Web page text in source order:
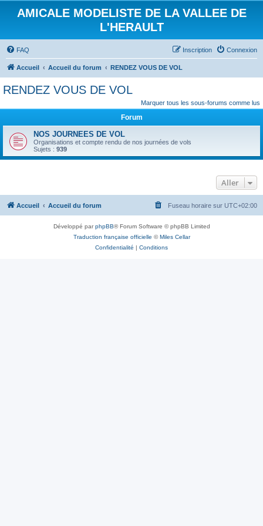
AMICALE MODELISTE DE LA VALLEE DE
L'HERAULT
FAQ Connexion
Inscription
Accueil Accueil du forum RENDEZ VOUS DE VOL
RENDEZ VOUS DE VOL
Marquer tous les sous-forums comme lus
Forum
NOS JOURNEES DE VOL
Organisations et compte rendu de nos journées de vols
Sujets : 939
Aller
Accueil Accueil du forum Fuseau horaire sur UTC+02:00
Développé parphpBB® Forum Software © phpBB Limited
Traduction française officielle ©Miles Cellar
Confidentialité | Conditions